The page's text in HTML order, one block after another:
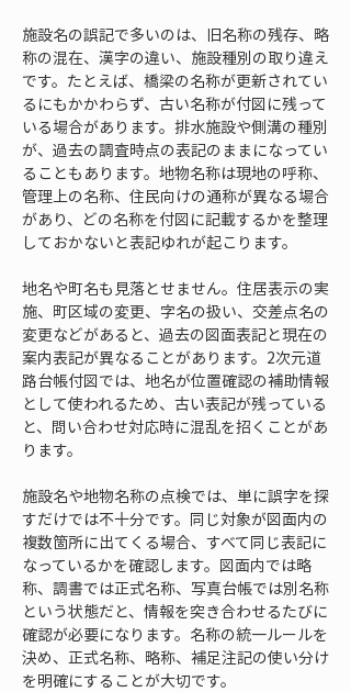
施設名の誤記で多いのは、旧名称の残存、略
称の混在、漢字の違い、施設種別の取り違え
です。たとえば、橋梁の名称が更新されてい
るにもかかわらず、古い名称が付図に残って
いる場合があります。排水施設や側溝の種別
が、過去の調査時点の表記のままになってい
ることもあります。地物名称は現地の呼称、
管理上の名称、住民向けの通称が異なる場合
があり、どの名称を付図に記載するかを整理
しておかないと表記ゆれが起こります。
地名や町名も見落とせません。住居表示の実
施、町区域の変更、字名の扱い、交差点名の
変更などがあると、過去の図面表記と現在の
案内表記が異なることがあります。2次元道
路台帳付図では、地名が位置確認の補助情報
として使われるため、古い表記が残っている
と、問い合わせ対応時に混乱を招くことがあ
ります。
施設名や地物名称の点検では、単に誤字を探
すだけでは不十分です。同じ対象が図面内の
複数箇所に出てくる場合、すべて同じ表記に
なっているかを確認します。図面内では略
称、調書では正式名称、写真台帳では別名称
という状態だと、情報を突き合わせるたびに
確認が必要になります。名称の統一ルールを
決め、正式名称、略称、補足注記の使い分け
を明確にすることが大切です。